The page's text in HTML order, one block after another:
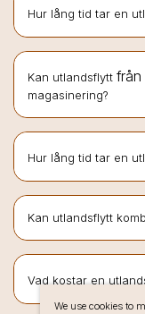
Hur lång tid tar en
Kan utlandsflytt från
magasinering?
Hur lång tid tar en
Kan utlandsflytt
Vad kostar en
We use cookies to